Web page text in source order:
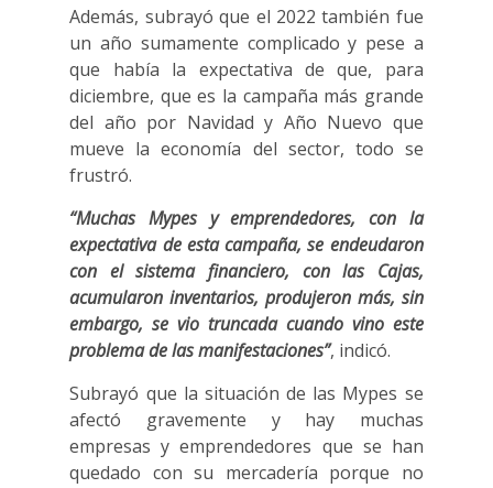
Además, subrayó que el 2022 también fue
un año sumamente complicado y pese a
que había la expectativa de que, para
diciembre, que es la campaña más grande
del año por Navidad y Año Nuevo que
mueve la economía del sector, todo se
frustró.
“Muchas Mypes y emprendedores, con la
expectativa de esta campaña, se endeudaron
con el sistema financiero, con las Cajas,
acumularon inventarios, produjeron más, sin
embargo, se vio truncada cuando vino este
problema de las manifestaciones”, indicó.
Subrayó que la situación de las Mypes se
afectó gravemente y hay muchas
empresas y emprendedores que se han
quedado con su mercadería porque no